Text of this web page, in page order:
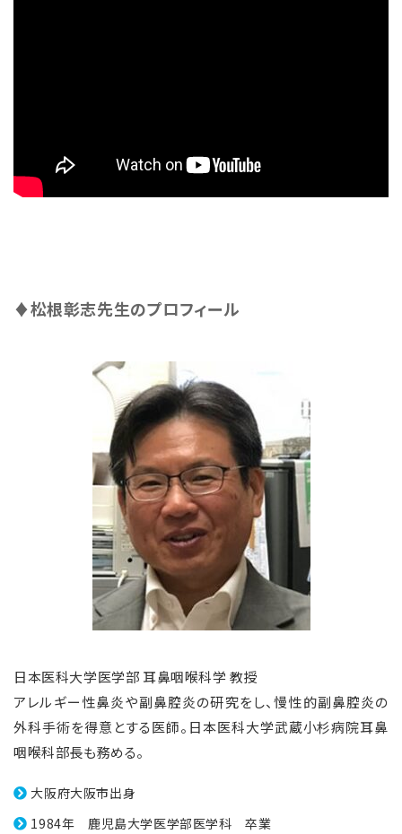
♦松根彰志先生のプロフィール
日本医科大学医学部 耳鼻咽喉科学 教授
アレルギー性鼻炎や副鼻腔炎の研究をし、慢性的副鼻腔炎の
外科手術を得意とする医師。日本医科大学武蔵小杉病院耳鼻
咽喉科部長も務める。
大阪府大阪市出身
1984年 鹿児島大学医学部医学科 卒業